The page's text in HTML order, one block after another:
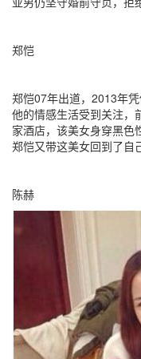
郑恺
郑恺07年出道，2013年
他的情感生活受到关注，
家酒店，该美女身穿黑色
郑恺又带这美女回到了自
陈赫